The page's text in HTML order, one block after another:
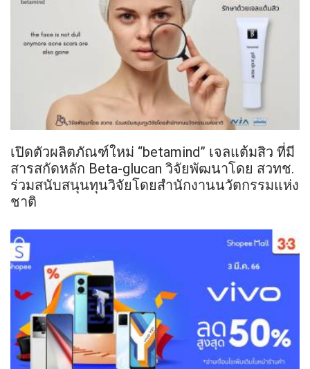
เปิดตัวผลิตภัณฑ์ใหม่ “betamind” เจลแต้มสิว ที่มี
สารสกัดหลัก Beta-glucan วิจัยพัฒนาโดย สวทช.
ร่วมสนับสนุนทุนวิจัยโดยสำนักงานนวัตกรรมแห่ง
ชาติ